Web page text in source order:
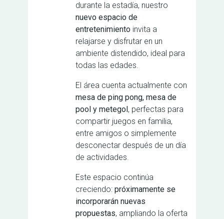
durante la estadía, nuestro
nuevo espacio de
entretenimientoinvita a
relajarse y disfrutar en un
ambiente distendido, ideal para
todas las edades.
El área cuenta actualmente con
mesa de ping pong, mesa de
pool y metegol , perfectas para
compartir juegos en familia,
entre amigos o simplemente
desconectar después de un día
de actividades.
Este espacio continúa
creciendo: próximamente se
incorporarán nuevas
propuestas, ampliando la oferta